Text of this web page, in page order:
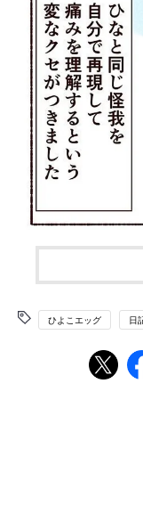
ひよこエッグ 日